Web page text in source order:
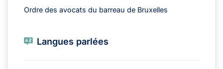
Ordre des avocats du barreau de Bruxelles
Langues parlées